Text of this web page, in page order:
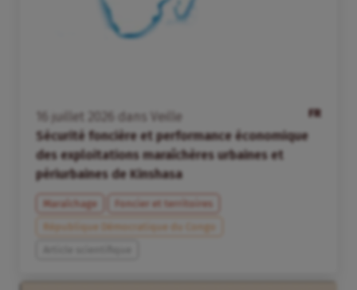
FR
juillet dans
Veille
Sécurité foncière et performance économique
des exploitations maraîchères urbaines et
périurbaines de Kinshasa
Maraîchage
Foncier et territoires
République Démocratique du Congo